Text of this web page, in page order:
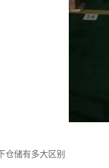
仓储有多大区别